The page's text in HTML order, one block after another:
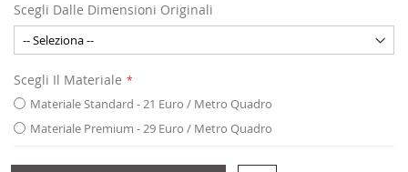
Scegli Dalle Dimensioni Originali
Scegli Il Materiale
Materiale Standard - 21 Euro / Metro Quadro
Materiale Premium - 29 Euro / Metro Quadro